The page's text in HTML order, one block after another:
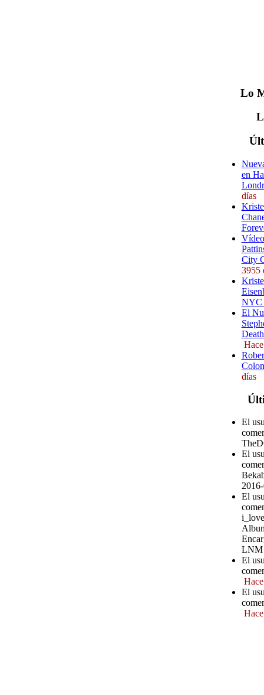
Lo
en
días
City
3955
NYC
El
días
El
El
El
LNM
El
El